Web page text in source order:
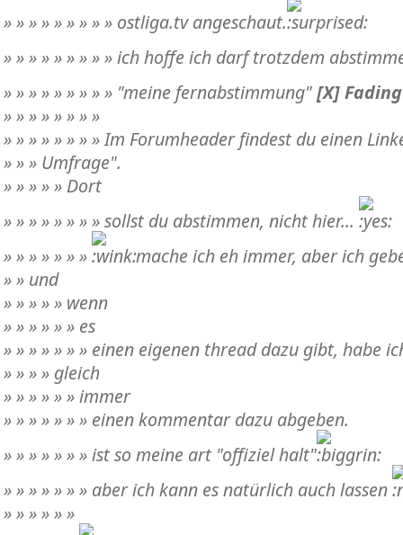
» » » » » » » » » ostliga.tv angeschaut.
» » » » » » » » » ich hoffe ich darf trotzdem
» » » » » » » » » "meine fernabstimmung"[X]
» » » » » » » »
» » » » » » » » Im Forumheader findest du einen
» » » Umfrage".
» » » » » Dort
» » » » » » » » sollst du abstimmen, nicht hier...
» » » » » » »
mache ich eh immer, aber ich
» » und
» » » » » wenn
» » » » » » es
» » » » » » » einen eigenen thread dazu gibt, habe
» » » » gleich
» » » » » » immer
» » » » » » » einen kommentar dazu abgeben.
» » » » » » » ist so meine art "offiziel halt"
» » » » » » » aber ich kann es natürlich auch lassen
» » » » » »